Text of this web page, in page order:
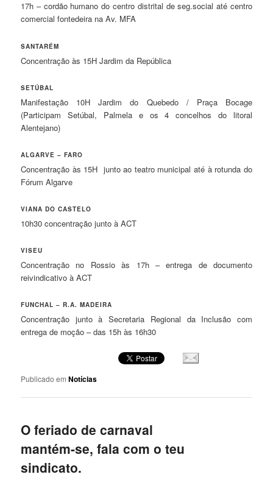
17h – cordão humano do centro distrital de seg.social até centro
comercial fontedeira na Av. MFA
SANTARÉM
Concentração às 15H Jardim da República
SETÚBAL
Manifestação 10H Jardim do Quebedo / Praça Bocage
(Participam Setúbal, Palmela e os 4 concelhos do litoral
Alentejano)
ALGARVE – FARO
Concentração às 15H junto ao teatro municipal até à rotunda do
Fórum Algarve
VIANA DO CASTELO
10h30 concentração junto à ACT
VISEU
Concentração no Rossio às 17h – entrega de documento
reivindicativo à ACT
FUNCHAL – R.A. MADEIRA
Concentração junto à Secretaria Regional da Inclusão com
entrega de moção – das 15h às 16h30
Publicado em Notícias
O feriado de carnaval
mantém-se, fala com o teu
sindicato.